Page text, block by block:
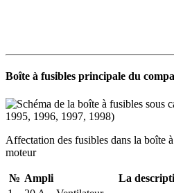
Boîte à fusibles principale du
Affectation des fusibles dans la boîte
moteur
№ Ampli
La